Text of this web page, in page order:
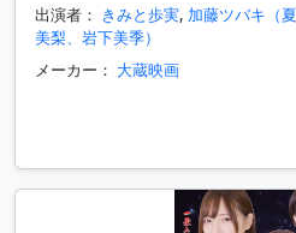
出演者： きみと歩実, 加藤ツバキ（
美梨、岩下美季）
メーカー： 大蔵映画